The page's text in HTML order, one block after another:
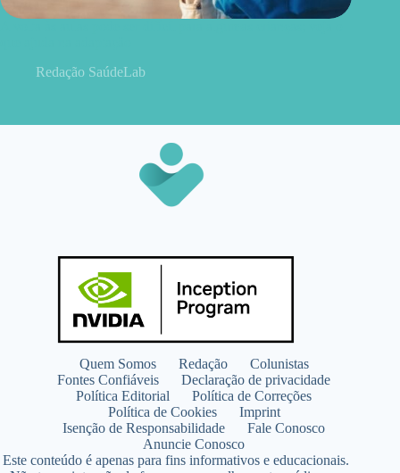
Redação SaúdeLab
Quem Somos Redação
Colunistas
Fontes Confiáveis
Declaração de privacidade
Política Editorial
Política de Correções
Política de Cookies
Imprint
Isenção de Responsabilidade
Fale Conosco
Anuncie Conosco
Este conteúdo é apenas para fins informativos e educacionais.